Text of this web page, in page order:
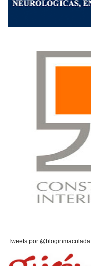
Tweets por @bloginmaculada